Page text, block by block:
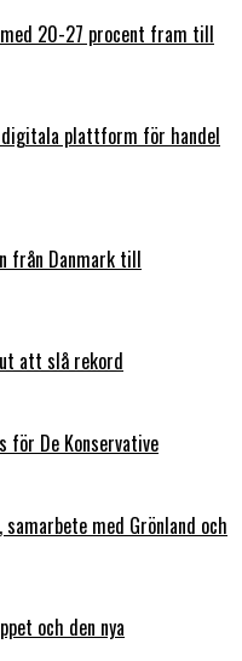
med 20-27 procent fram till
digitala plattform för handel
från Danmark till
att slå rekord
De Konservative
med Grönland och
och den nya